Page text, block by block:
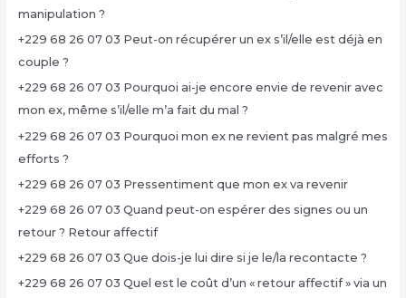
manipulation ?
+229 68 26 07 03 Peut-on récupérer un ex s’il/elle est déjà en
couple ?
+229 68 26 07 03 Pourquoi ai-je encore envie de revenir avec
mon ex, même s’il/elle m’a fait du mal ?
+229 68 26 07 03 Pourquoi mon ex ne revient pas malgré mes
efforts ?
+229 68 26 07 03 Pressentiment que mon ex va revenir
+229 68 26 07 03 Quand peut-on espérer des signes ou un
retour ? Retour affectif
+229 68 26 07 03 Que dois-je lui dire si je le/la recontacte ?
+229 68 26 07 03 Quel est le coût d’un « retour affectif » via un